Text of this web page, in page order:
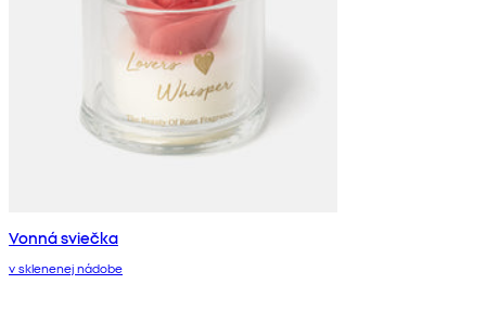
Vonná sviečka
v sklenenej nádobe